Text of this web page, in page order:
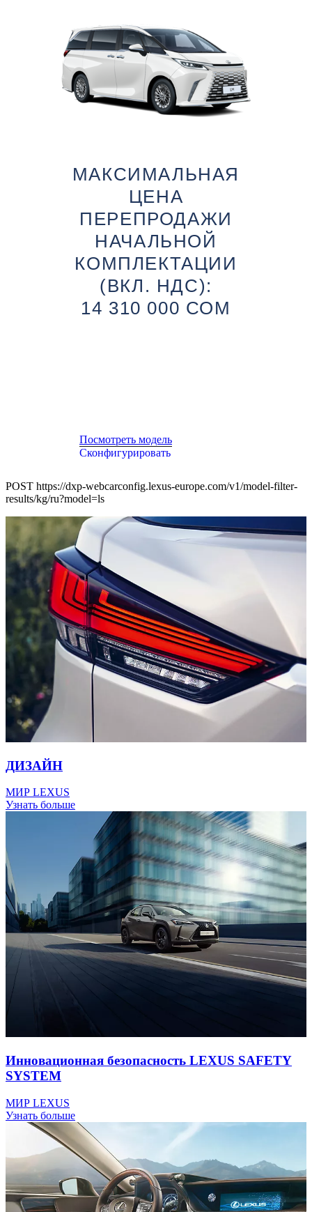
МАКСИМАЛЬНАЯ
ЦЕНА
ПЕРЕПРОДАЖИ
НАЧАЛЬНОЙ
КОМПЛЕКТАЦИИ
(ВКЛ. НДС):
14 310 000 СОМ
Посмотреть модель
Сконфигурировать
POST https://dxp-webcarconfig.lexus-europe.com/v1/model-filter-
results/kg/ru?model=ls
ДИЗАЙН
МИР LEXUS
Узнать больше
Инновационная безопасность LEXUS SAFETY
SYSTEM
МИР LEXUS
Узнать больше